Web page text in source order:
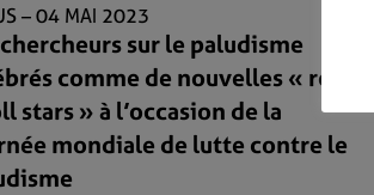
–04 MAI 2023
sur le paludisme
comme de nouvelles « rock
stars » à l’occasion de la
mondiale de lutte contre le